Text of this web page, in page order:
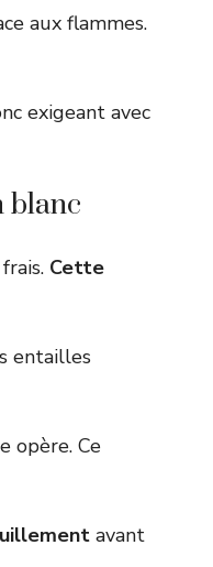
aux flammes.
exigeant avec
blanc
Cette
entailles
opère. Ce
avant